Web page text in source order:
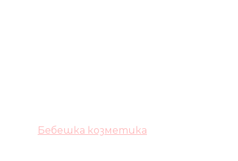
Бебешка козметика